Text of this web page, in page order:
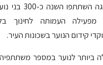
בעיריית נתניה.
מפעילה העמותה לחינוך
קידום הנוער בשכונות העיר.
ביותר לנוער במספר